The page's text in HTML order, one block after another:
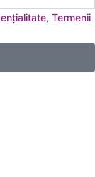
, Termenii